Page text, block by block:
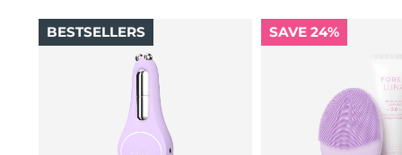
BESTSELLERS SAVE 24%